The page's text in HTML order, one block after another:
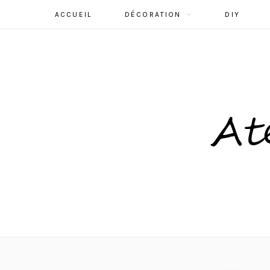
ACCUEIL DÉCORATION DIY